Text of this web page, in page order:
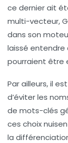
ce dernier ait
multi-vecteur,
dans son
laissé entendre
pourraient être
Par ailleurs, il
d’éviter les
de mots-clés
ces choix
la